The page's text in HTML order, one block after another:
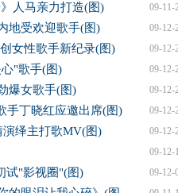
09-11-
人马亲力打造(图)
09-12-
地受欢迎歌手(图)
09-12-
女性歌手新纪录(图)
09-12-
"歌手(图)
09-12-
爆女歌手(图)
09-12-
手丁晓红应邀出席(图)
09-12-
绎主打歌MV(图)
09-12-
09-12-
试"影视圈"(图)